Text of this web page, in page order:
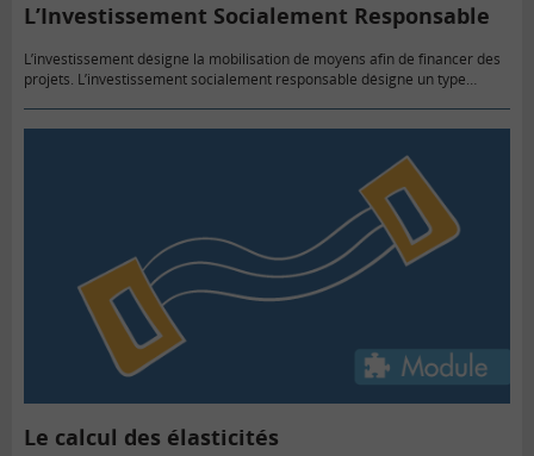
L’Investissement Socialement Responsable
L’investissement désigne la mobilisation de moyens afin de financer des
projets. L’investissement socialement responsable désigne un type
Le calcul des élasticités